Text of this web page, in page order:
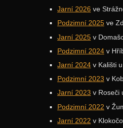
Jarní 2026 ve
Podzimní 2025ve
Jarní 2025v
Podzimní 2024v
Jarní 2024v Kališti
Podzimní 2023 v
Jarní 2023 v Roseči
Podzimní 2022 v
Jarní 2022 v